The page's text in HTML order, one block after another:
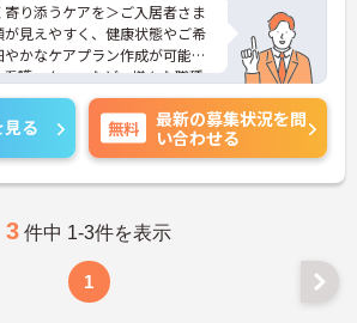
り添うケアを＞ご入居者さま
見えやすく、健康状態やご希
かなケアプラン作成が可能で
護スタッフなど、様々な職種
を取りながら、「どうすれば
できるか」をチーム全体で考
がいがあります。
！費用会社負担でキャリアア
としての専門性を高めたい方
るオンライン研修に加え、将来
ジャー」を目指す際の資格取得
社が負担してくれます。また、
だ先には、管理職や本社部門へ
る 無料
最新の募集状況を問
い合わせる
3 件中 1-3件を表示
1